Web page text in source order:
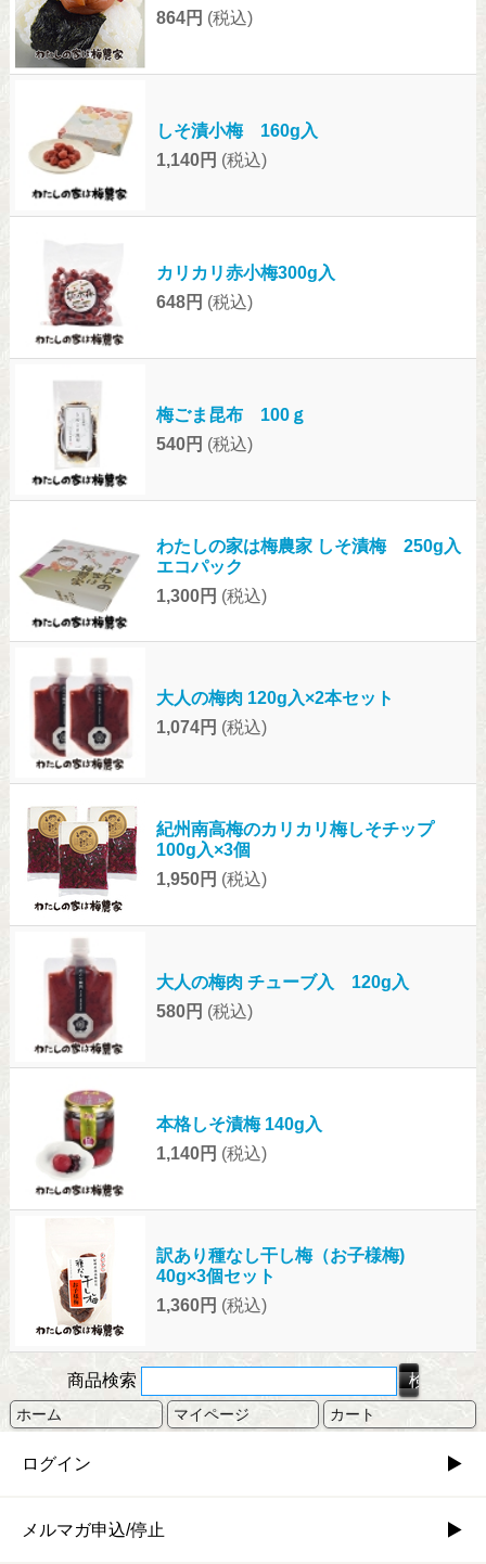
864円 (税込)
しそ漬小梅 160g入
1,140円 (税込)
カリカリ赤小梅300g入
648円 (税込)
梅ごま昆布 100ｇ
540円 (税込)
わたしの家は梅農家 しそ漬梅 250g入
エコパック
1,300円 (税込)
大人の梅肉 120g入×2本セット
1,074円 (税込)
紀州南高梅のカリカリ梅しそチップ
100g入×3個
1,950円 (税込)
大人の梅肉 チューブ入 120g入
580円 (税込)
本格しそ漬梅 140g入
1,140円 (税込)
訳あり種なし干し梅（お子様梅)
40g×3個セット
1,360円 (税込)
商品検索
ホーム マイページ カート
ログイン
メルマガ申込/停止